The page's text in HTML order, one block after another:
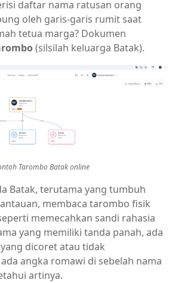
daftar nama ratusan orang
oleh garis-garis rumit saat
tetua marga? Dokumen
(silsilah keluarga Batak).
Tarombo Batak online
Batak, terutama yang tumbuh
membaca tarombo fisik
memecahkan sandi rahasia
yang memiliki tanda panah, ada
dicoret atau tidak
angka romawi di sebelah nama
artinya.